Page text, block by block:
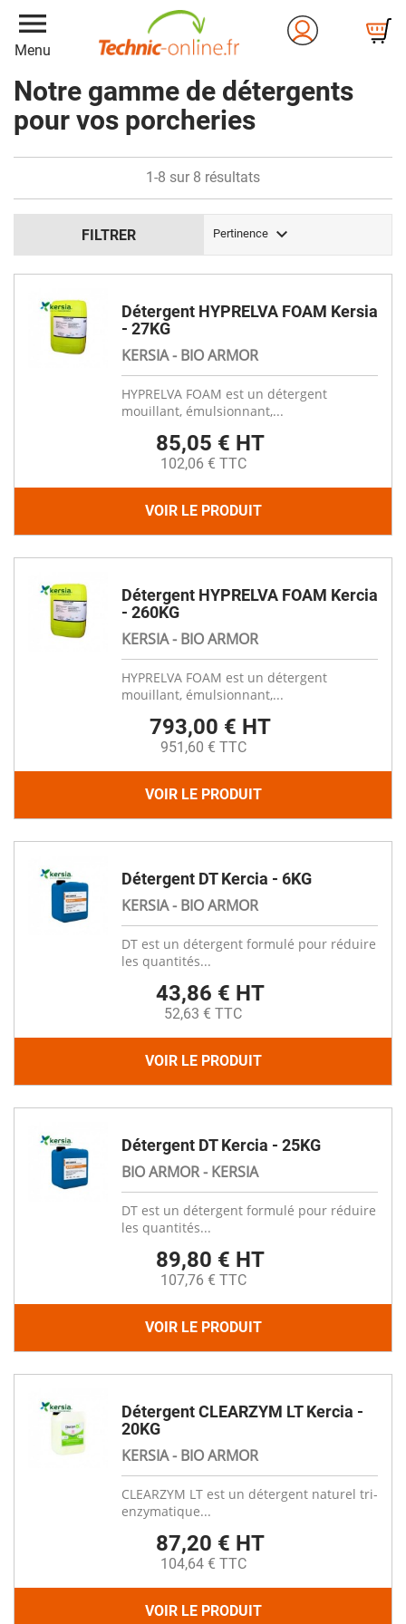
menu
Menu
Notre gamme de détergents
pour vos porcheries
FILTRER Pertinence 
1-8 sur 8 résultats
Détergent HYPRELVA FOAM Kersia
- 27KG
KERSIA - BIO ARMOR
HYPRELVA FOAM est un détergent
mouillant, émulsionnant,...
85,05 € HT
102,06 € TTC
VOIR LE PRODUIT
Détergent HYPRELVA FOAM Kercia
- 260KG
KERSIA - BIO ARMOR
HYPRELVA FOAM est un détergent
mouillant, émulsionnant,...
793,00 € HT
951,60 € TTC
VOIR LE PRODUIT
Détergent DT Kercia - 6KG
KERSIA - BIO ARMOR
DT est un détergent formulé pour réduire
les quantités...
43,86 € HT
52,63 € TTC
VOIR LE PRODUIT
Détergent DT Kercia - 25KG
BIO ARMOR - KERSIA
DT est un détergent formulé pour réduire
les quantités...
89,80 € HT
107,76 € TTC
VOIR LE PRODUIT
Détergent CLEARZYM LT Kercia -
20KG
KERSIA - BIO ARMOR
CLEARZYM LT est un détergent naturel tri-
enzymatique...
87,20 € HT
104,64 € TTC
VOIR LE PRODUIT